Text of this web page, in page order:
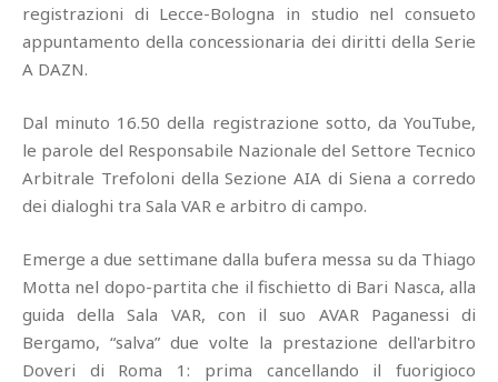
registrazioni di Lecce-Bologna in studio nel consueto
appuntamento della concessionaria dei diritti della Serie
A DAZN.
Dal minuto 16.50 della registrazione sotto, da YouTube,
le parole del Responsabile Nazionale del Settore Tecnico
Arbitrale Trefoloni della Sezione AIA di Siena a corredo
dei dialoghi tra Sala VAR e arbitro di campo.
Emerge a due settimane dalla bufera messa su da Thiago
Motta nel dopo-partita che il fischietto di Bari Nasca, alla
guida della Sala VAR, con il suo AVAR Paganessi di
Bergamo, “salva” due volte la prestazione dell'arbitro
Doveri di Roma 1: prima cancellando il fuorigioco